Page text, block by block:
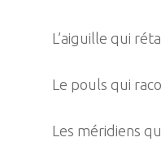
L’aiguille qui
Le pouls qui
Les méridiens